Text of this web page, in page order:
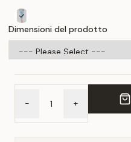
Dimensioni del prodotto
- +